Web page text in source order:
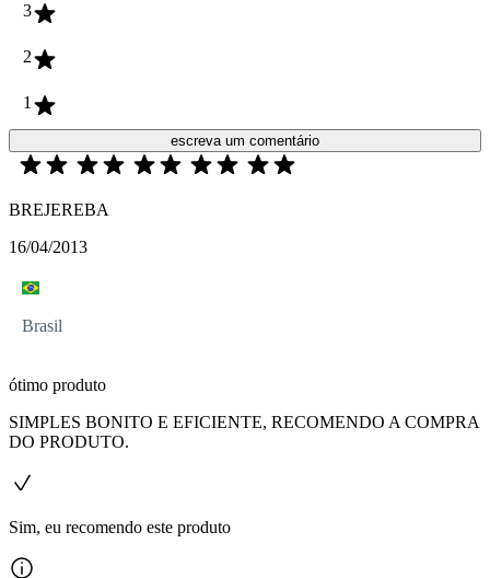
3
2
1
escreva um comentário
BREJEREBA
16/04/2013
Brasil
ótimo produto
SIMPLES BONITO E EFICIENTE, RECOMENDO A COMPRA
DO PRODUTO.
Sim, eu recomendo este produto